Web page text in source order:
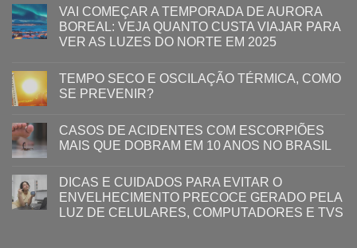
VAI COMEÇAR A TEMPORADA DE AURORA
BOREAL: VEJA QUANTO CUSTA VIAJAR PARA
VER AS LUZES DO NORTE EM 2025
TEMPO SECO E OSCILAÇÃO TÉRMICA, COMO
SE PREVENIR?
CASOS DE ACIDENTES COM ESCORPIÕES
MAIS QUE DOBRAM EM 10 ANOS NO BRASIL
DICAS E CUIDADOS PARA EVITAR O
ENVELHECIMENTO PRECOCE GERADO PELA
LUZ ​DE CELULARES, COMPUTADORES E TVS​​